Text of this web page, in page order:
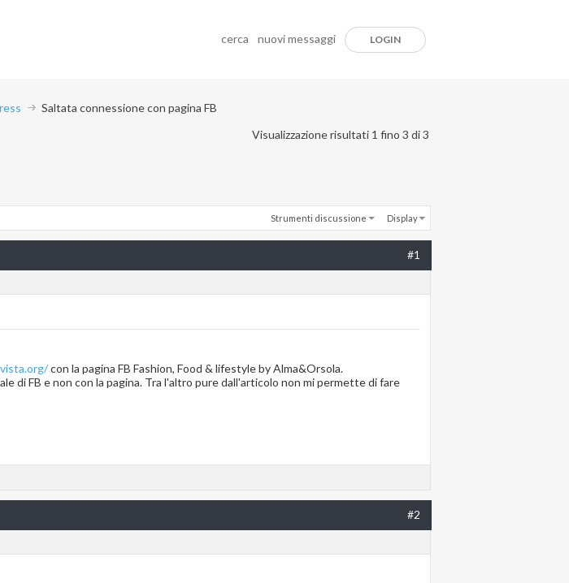
cerca nuovi messaggi LOGIN
Saltata connessione con pagina FB
Visualizzazione risultati 1 fino 3 di 3
Strumenti discussione Display
#1
con la pagina FB Fashion, Food & lifestyle by Alma&Orsola.
di FB e non con la pagina. Tra l'altro pure dall'articolo non mi permette di fare
#2